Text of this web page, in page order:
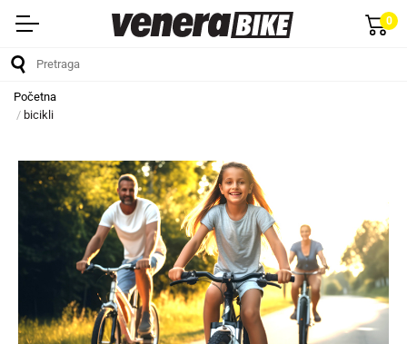
0
Početna
bicikli